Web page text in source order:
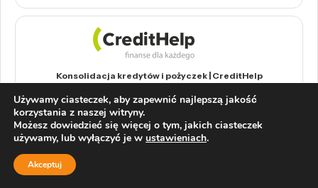
Konsolidacja kredytów i pożyczek | CreditHelp
wygodną ratę.
Odbierz swoje pieniądze z tytułu nadpłat
bankowych.
Wystarczy raport BIK, by skorzystać z
konsolidacji.
Używamy ciasteczek, aby zapewnić najlepszą jakość
korzystania z naszej witryny.
Możesz dowiedzieć się więcej o tym, jakich ciasteczek
używamy, lub wyłączyć je w ustawieniach.
Akceptuj